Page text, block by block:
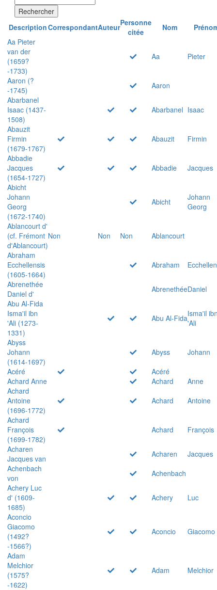
Rechercher
DescriptionCorrespondantAuteurPersonne
citée
Nom
Aa Pieter
van der
(1659?
-1733)
Aa Pieter
Aaron (?
-1745)
Aaron
Abarbanel
Isaac (1437-
1508)
Abarbanel Isaac
Abauzit
Firmin
(1679-1767)
Abauzit
Firmin
Abbadie
Jacques
(1654-1727)
Abbadie
Jacques
Abicht
Johann
Georg
(1672-1740)
Abicht
Johann
Georg
Ablancourt d'
(cf. Frémont
d'Ablancourt)
Non Non Non
Ablancourt
Abraham
Ecchellensis
(1605-1664)
Abraham
Abrenethée
Daniel d'
AbrenethéeDaniel
Abu Al-Fida
Isma'il ibn
'Ali (1273-
1331)
Abu Al-FidaIsma'il
'Ali
Abyss
Johann
(1614-1697)
Abyss
Johann
Acéré
Acéré
Achard Anne
Achard
Anne
Achard
Antoine
(1696-1772)
Achard
Antoine
Achard
François
(1699-1782)
Achard
François
Acharen
Jacques van
Acharen
Jacques
Achenbach
von
Achenbach
Achery Luc
d' (1609-
1685)
Achery
Luc
Aconcio
Giacomo
(1492?
-1566?)
Aconcio Giacomo
Adam
Melchior
(1575?
-1622)
Adam Melchior